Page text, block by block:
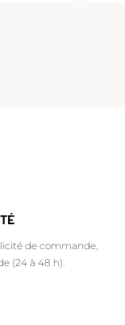
de commande,
(24 à 48 h).